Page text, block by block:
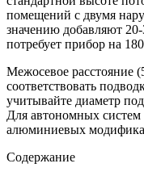
помещений с двумя
значению добавляют
потребует прибор на
Межосевое расстояние
соответствовать
учитывайте диаметр
Для автономных систем
алюминиевых
Содержание